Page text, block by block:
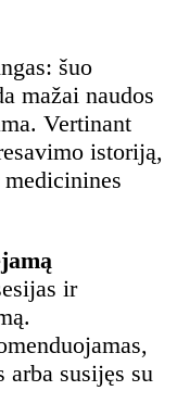
šuo
mažai naudos
Vertinant
istoriją,
ir
susijęs su